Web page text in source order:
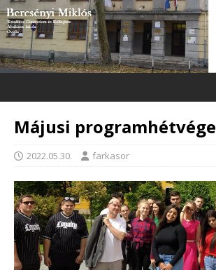
Májusi programhétvége
2022.05.30. farkasor